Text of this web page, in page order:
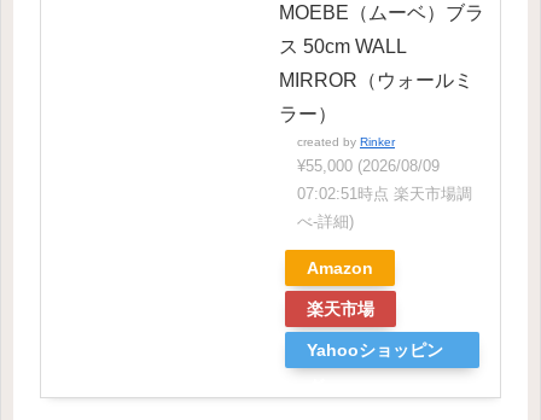
MOEBE（ムーベ）ブラ
ス 50cm WALL
MIRROR（ウォールミ
ラー）
created by Rinker
¥55,000 (2026/08/09
07:02:51時点 楽天市場調
べ-詳細)
Amazon
楽天市場
Yahooショッピン